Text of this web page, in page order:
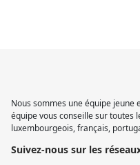
Nous sommes une équipe
équipe vous conseille sur toutes
luxembourgeois, français,
Suivez-nous sur les